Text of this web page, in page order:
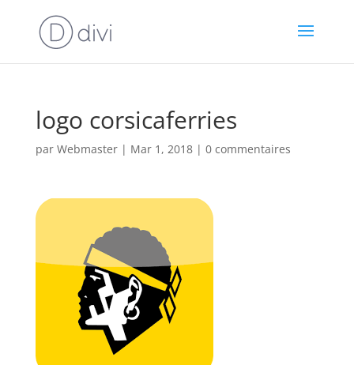
logo corsicaferries
par Webmaster| Mar 1, 2018| 0 commentaires